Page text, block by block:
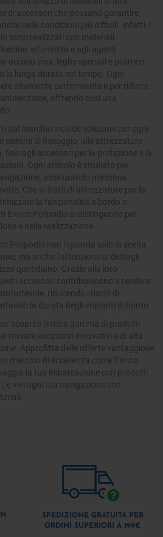
di accessori che possano garantire
nelle condizioni più difficili. Infatti, i
sono realizzati con materiali
all'umidità e agli agenti
acciaio inox, leghe speciali e polimeri
la lunga durata nel tempo. Ogni
altamente performante e per ridurre
offrendo così una
dal marchio include soluzioni per ogni
sistemi di fissaggio, alle attrezzature
fino agli accessori per la protezione e la
Ogni articolo è studiato per
assicurando massima
Che si tratti di attrezzature per la
la funzionalità a bordo o
Enrico Polipodio si distinguono per
e nella realizzazione.
Polipodio non riguarda solo la scelta
ma anche l'attenzione ai dettagli
quotidiano. Grazie alla loro
accessori contribuiscono a rendere
riducendo i rischi di
la durata degli impianti di bordo.
scoprire l'intera gamma di prodotti
trovare accessori innovativi e di alta
Approfitta delle offerte vantaggiose
marchio di eccellenza come Enrico
la tua imbarcazione con prodotti
e vivi ogni tua navigazione con
SPEDIZIONE GRATUITA PER
ORDINI SUPERIORI A 199€